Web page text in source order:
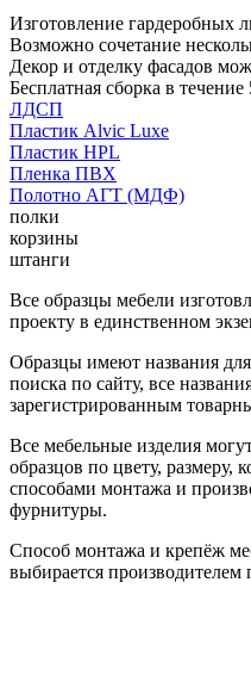
Изготовление гардеробных
Возможно сочетание
Декор и отделку фасадов
Бесплатная сборка в
ЛДСП
Пластик Alvic Luxe
Пластик HPL
Пленка ПВХ
Полотно АГТ (МДФ)
полки
корзины
штанги
Все образцы мебели
проекту в единственном
Образцы имеют названия
поиска по сайту, все
зарегистрированным
Все мебельные изделия
образцов по цвету, размеру,
способами монтажа и
фурнитуры.
Способ монтажа и крепёж
выбирается